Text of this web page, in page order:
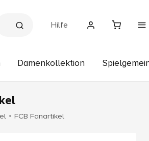
Hilfe
Damenkollektion
FCB Fanartikel